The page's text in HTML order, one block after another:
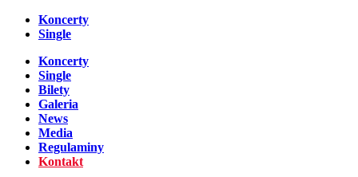
Koncerty
Single
Koncerty
Single
Bilety
Galeria
News
Media
Regulaminy
Kontakt